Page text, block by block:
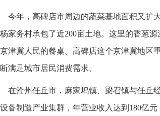
今年，高碑店市周边的蔬菜基地面积又扩
家务村承包了近200亩土地。这里的香葱
京津冀人民的餐桌。高碑店这个京津冀地区
满足城市居民消费需求。
在沧州任丘市，麻家坞镇、梁召镇与任丘
备制造产业集群，年营业收入达到180亿元